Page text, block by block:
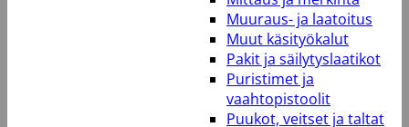
Muuraus- ja laatoitus
Muut käsityökalut
Pakit ja säilytyslaatikot
Puristimet ja
vaahtopistoolit
Puukot, veitset ja taltat